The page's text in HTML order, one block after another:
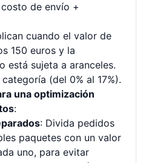
de envío +
cuando el valor de
150 euros y la
está sujeta a aranceles.
(del 0% al 17%).
una optimización
:
: Divida pedidos
paquetes con un valor
uno, para evitar